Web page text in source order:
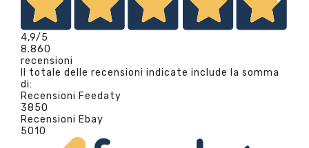
4,9/5
8.860
recensioni
Il totale delle recensioni indicate include la somma
di:
Recensioni Feedaty
3850
Recensioni Ebay
5010